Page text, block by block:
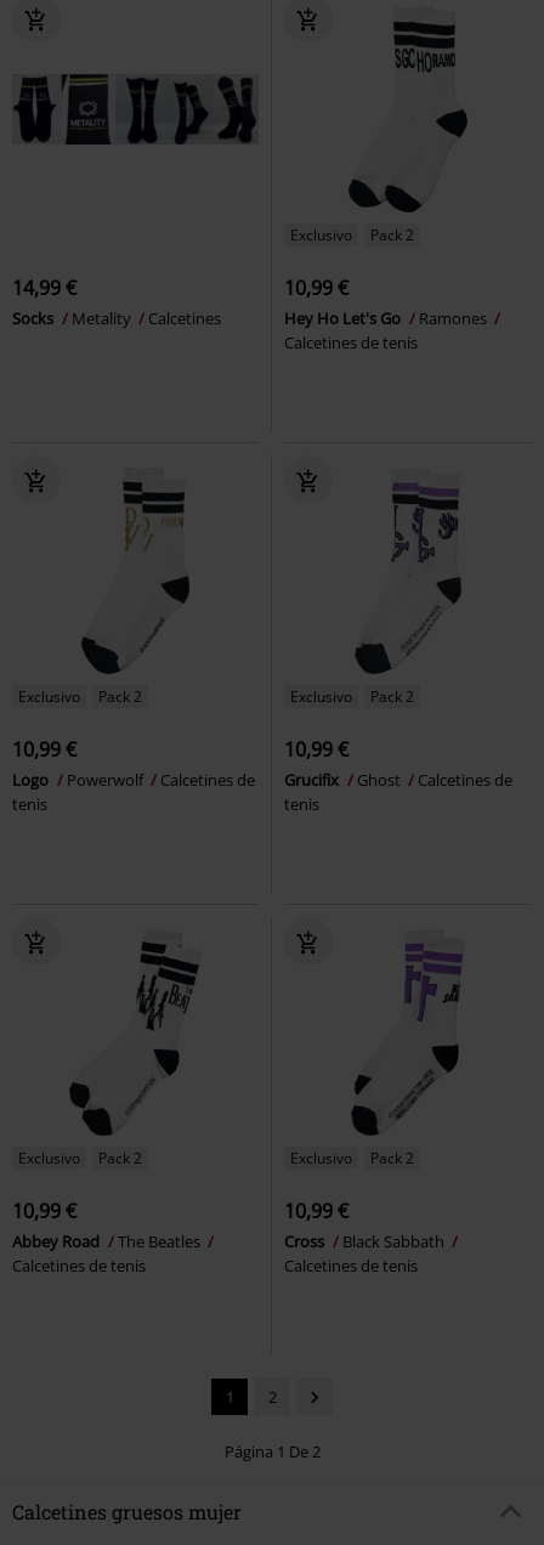
14,99 €
Socks Metality Calcetines
Exclusivo Pack 2
10,99 €
Hey Ho Let's Go
Ramones
Calcetines de tenis
Exclusivo Pack 2
10,99 €
Logo Powerwolf
Calcetines de
tenis
Exclusivo Pack 2
10,99 €
Grucifix Ghost
Calcetines de
tenis
Exclusivo Pack 2
10,99 €
Abbey Road
The Beatles
Calcetines de tenis
Exclusivo Pack 2
10,99 €
Cross
Black Sabbath
Calcetines de tenis
1 2
Página 1 De 2
Calcetines gruesos mujer